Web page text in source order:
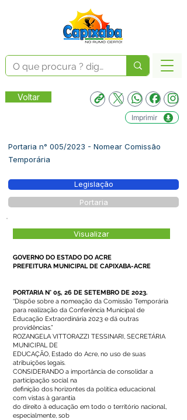
Voltar
Imprimir
Portaria n° 005/2023 - Nomear Comissão
Temporária
Legislação
Portaria
Visualizar
GOVERNO DO ESTADO DO ACRE
PREFEITURA MUNICIPAL DE CAPIXABA-ACRE
PORTARIA N° 05, 26 DE SETEMBRO DE 2023.
“Dispõe sobre a nomeação da Comissão Temporária
para realização da Conferência Municipal de
Educação Extraordinária 2023 e dá outras
providências.”
ROZANGELA VITTORAZZI TESSINARI, SECRETÁRIA
MUNICIPAL DE
EDUCAÇÃO, Estado do Acre, no uso de suas
atribuições legais.
CONSIDERANDO a importância de consolidar a
participação social na
definição dos horizontes da política educacional
com vistas à garantia
do direito à educação em todo o território nacional,
especialmente, sob